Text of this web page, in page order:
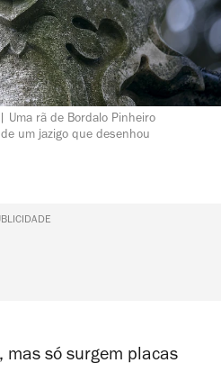
Uma rã de Bordalo Pinheiro
um jazigo que desenhou
mas só surgem placas